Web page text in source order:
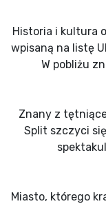
Historia i kultura
wpisaną na listę
W pobliżu
Znany z
Split szczyci
Miasto, którego